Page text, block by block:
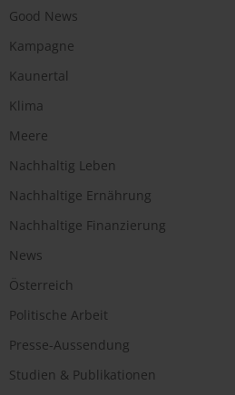
Good News
Kampagne
Kaunertal
Klima
Meere
Nachhaltig Leben
Nachhaltige Ernährung
Nachhaltige Finanzierung
News
Österreich
Politische Arbeit
Presse-Aussendung
Studien & Publikationen